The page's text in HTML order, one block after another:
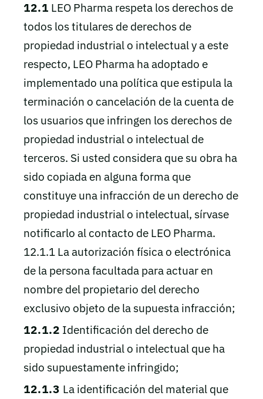
12.1 LEO Pharma respeta los derechos de
todos los titulares de derechos de
propiedad industrial o intelectual y a este
respecto, LEO Pharma ha adoptado e
implementado una política que estipula la
terminación o cancelación de la cuenta de
los usuarios que infringen los derechos de
propiedad industrial o intelectual de
terceros. Si usted considera que su obra ha
sido copiada en alguna forma que
constituye una infracción de un derecho de
propiedad industrial o intelectual, sírvase
notificarlo al contacto de LEO Pharma.
12.1.1 La autorización física o electrónica
de la persona facultada para actuar en
nombre del propietario del derecho
exclusivo objeto de la supuesta infracción;
12.1.2 Identificación del derecho de
propiedad industrial o intelectual que ha
sido supuestamente infringido;
12.1.3 La identificación del material que